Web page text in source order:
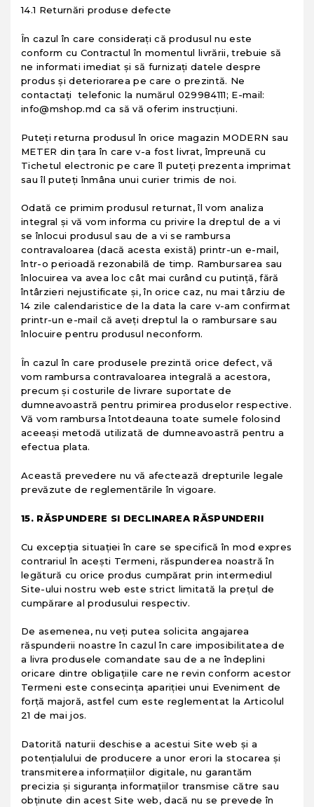
14.1 Returnări produse defecte
În cazul în care consideraţi că produsul nu este
conform cu Contractul în momentul livrării, trebuie să
ne informati imediat şi să furnizaţi datele despre
produs şi deteriorarea pe care o prezintă. Ne
contactați telefonic la numărul 029984111; E-mail:
info@mshop.md ca să vă oferim instrucţiuni.
Puteţi returna produsul în orice magazin MODERN sau
METER din ţara în care v-a fost livrat, împreună cu
Tichetul electronic pe care îl puteţi prezenta imprimat
sau îl puteţi înmâna unui curier trimis de noi.
Odată ce primim produsul returnat, îl vom analiza
integral şi vă vom informa cu privire la dreptul de a vi
se înlocui produsul sau de a vi se rambursa
contravaloarea (dacă acesta există) printr-un e-mail,
într-o perioadă rezonabilă de timp. Rambursarea sau
înlocuirea va avea loc cât mai curând cu putinţă, fără
întârzieri nejustificate şi, în orice caz, nu mai târziu de
14 zile calendaristice de la data la care v-am confirmat
printr-un e-mail că aveţi dreptul la o rambursare sau
înlocuire pentru produsul neconform.
În cazul în care produsele prezintă orice defect, vă
vom rambursa contravaloarea integrală a acestora,
precum şi costurile de livrare suportate de
dumneavoastră pentru primirea produselor respective.
Vă vom rambursa întotdeauna toate sumele folosind
aceeaşi metodă utilizată de dumneavoastră pentru a
efectua plata.
Această prevedere nu vă afectează drepturile legale
prevăzute de reglementările în vigoare.
15. RĂSPUNDERE SI DECLINAREA RĂSPUNDERII
Cu excepţia situaţiei în care se specifică în mod expres
contrariul în aceşti Termeni, răspunderea noastră în
legătură cu orice produs cumpărat prin intermediul
Site-ului nostru web este strict limitată la preţul de
cumpărare al produsului respectiv.
De asemenea, nu veţi putea solicita angajarea
răspunderii noastre în cazul în care imposibilitatea de
a livra produsele comandate sau de a ne îndeplini
oricare dintre obligaţiile care ne revin conform acestor
Termeni este consecinţa apariţiei unui Eveniment de
forţă majoră, astfel cum este reglementat la Articolul
21 de mai jos.
Datorită naturii deschise a acestui Site web şi a
potenţialului de producere a unor erori la stocarea şi
transmiterea informaţiilor digitale, nu garantăm
precizia şi siguranţa informaţiilor transmise către sau
obţinute din acest Site web, dacă nu se prevede în